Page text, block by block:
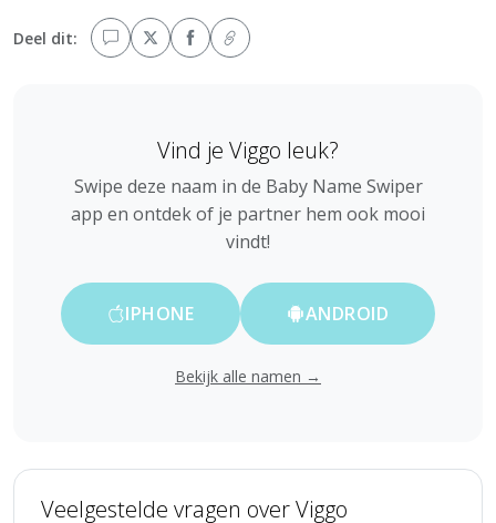
Deel dit:
Vind je Viggo leuk?
Swipe deze naam in de Baby Name Swiper
app en ontdek of je partner hem ook mooi
vindt!
IPHONE ANDROID
Bekijk alle namen →
Veelgestelde vragen over Viggo